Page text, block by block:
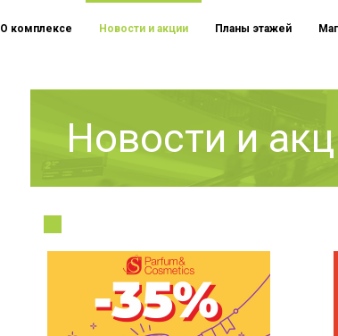
О комплексе Новости и акции Планы этажей
Новости и